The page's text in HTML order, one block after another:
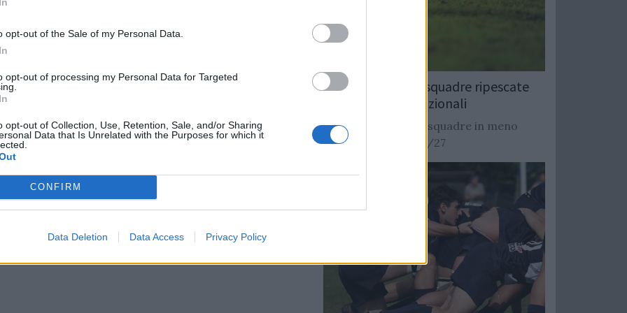
opt-out of the Sale of my Personal Data.
opt-out of processing my Personal Data for Targeted
opt-out of Collection, Use, Retention, Sale, and/or Sharing
Data that Is Unrelated with the Purposes for which it
CONFIRM
Data Deletion Data Access Privacy Policy
d'Europa
del Bordeuax e la beffa per il
diretto.Clermont va a vincere con
fuori lo stesso dalle prime sei e fa lo
fine. Al 72' Maxime Lucu segna la meta
virtualmente nei
lo caccia fuori.Altri risultati: Castres-
Pau-Montauban 71-35.
Rugby: Record di squadre ripescate
nei campionati nazionali
Si stimano oltre 20 squadre in meno
dalla stagione 2026/27